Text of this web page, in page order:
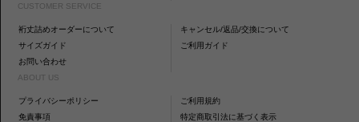
CUSTOMER SERVICE
裄丈詰めオーダーについて
キャンセル/返品/交換について
サイズガイド
ご利用ガイド
お問い合わせ
ABOUT US
プライバシーポリシー
ご利用規約
免責事項
特定商取引法に基づく表示